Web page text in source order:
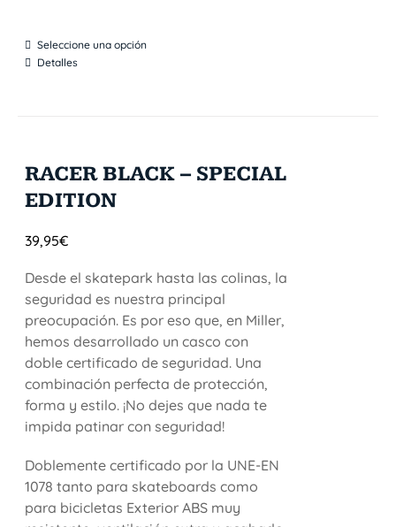
Seleccione una opción
Detalles
RACER BLACK – SPECIAL
EDITION
39,95€
Desde el skatepark hasta las colinas, la
seguridad es nuestra principal
preocupación. Es por eso que, en Miller,
hemos desarrollado un casco con
doble certificado de seguridad. Una
combinación perfecta de protección,
forma y estilo. ¡No dejes que nada te
impida patinar con seguridad!
Doblemente certificado por la UNE-EN
1078 tanto para skateboards como
para bicicletas Exterior ABS muy